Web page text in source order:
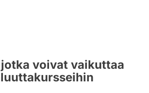
voivat vaikuttaa